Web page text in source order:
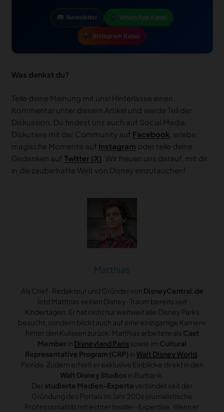
Newsletter WhatsApp Kanal
Instagram Kanal
Was denkst du?
Teile deine Meinung mit uns! Hinterlasse einen
Kommentar unter diesem Artikel und werde Teil der
Diskussion. Du findest uns auch auf Social Media:
Diskutiere mit der Community auf Facebook , erlebe
magische Momente auf Instagram oder teile deine
Gedanken auf Twitter (X) . Wir freuen uns darauf, mit dir
in die zauberhafte Welt von Disney einzutauchen!
Matthias
Als Chef-Redakteur und Gründer von DisneyCentral.de
lebt Matthias seinen Disney-Traum bereits seit
Kindertagen. Er hat nicht nur weltweit alle Disney Parks
besucht, sondern blickt auch auf eine einzigartige Karriere
hinter den Kulissen zurück: Matthias arbeitete als Cast
Memberin Disneyland Paris sowie im Cultural
Representative Program (CRP) in Walt Disney World
Florida. Zudem erhielt er exklusive Einblicke direkt in den
Walt Disney Studios in Burbank.
Der studierte Medien-Experte verbindet seit der
Gründung des Portals im Jahr 2006 journalistische
Professionalität mit echter Insider-Expertise. Wenn er